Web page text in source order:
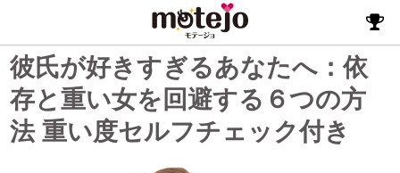
彼氏が好きすぎるあなたへ：依
存と重い女を回避する６つの方
法 重い度セルフチェック付き